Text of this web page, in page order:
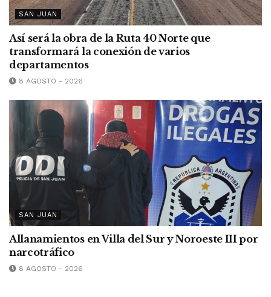
SAN JUAN
Así será la obra de la Ruta 40 Norte que
transformará la conexión de varios
departamentos
8 AGOSTO - 2026
SAN JUAN
Allanamientos en Villa del Sur y Noroeste III por
narcotráfico
8 AGOSTO - 2026